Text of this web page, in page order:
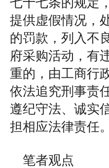
提供虚假情况，
的罚款，列入不
府采购活动，有
重的，由工商行
依法追究刑事责
遵纪守法、诚实
担相应法律责任。
笔者观点